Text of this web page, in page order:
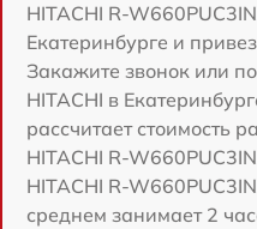
HITACHI R-
Екатеринбурге и
Закажите звонок или
HITACHI в
рассчитает стоимость
HITACHI R-
HITACHI R-
среднем занимает 2